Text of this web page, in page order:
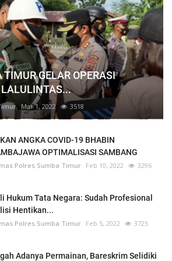
TIMUR GELAR OPERASI
Mar 1, 2022 3518
ANGKA COVID-19 BHABIN
OPTIMALISASI SAMBANG
Polres Sumba Timur Feb 10, 2022 3296
Hukum Tata Negara: Sudah Profesional
Hentikan...
Polres Sumba Timur Feb 5, 2022 3725
Adanya Permainan, Bareskrim Selidiki